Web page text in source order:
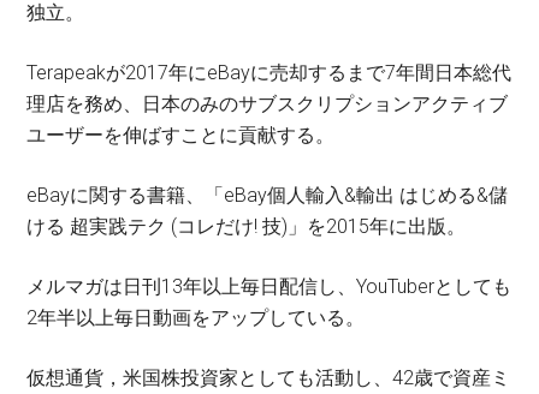
独立。
Terapeakが2017年にeBayに売却するまで7年間日本総代
理店を務め、日本のみのサブスクリプションアクティブ
ユーザーを伸ばすことに貢献する。
eBayに関する書籍、「eBay個人輸入&輸出 はじめる&儲
ける 超実践テク (コレだけ! 技)」を2015年に出版。
メルマガは日刊13年以上毎日配信し、YouTuberとしても
2年半以上毎日動画をアップしている。
仮想通貨，米国株投資家としても活動し、42歳で資産ミ